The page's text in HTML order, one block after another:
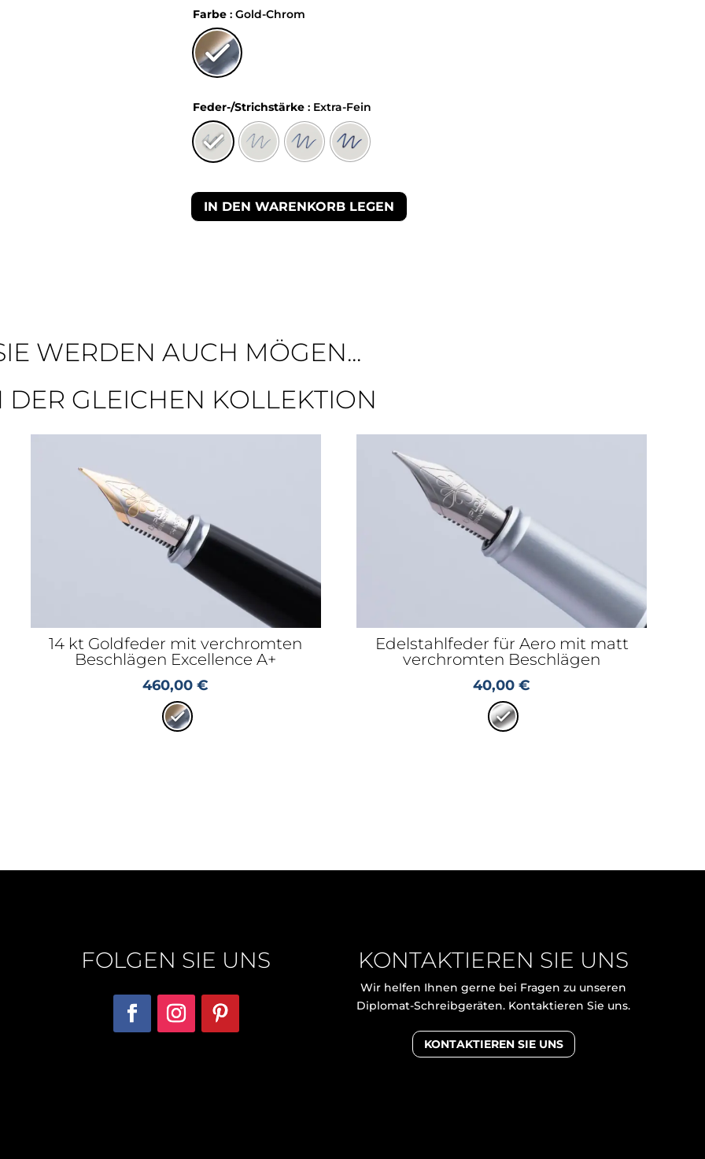
Farbe : Gold-Chrom
Feder-/Strichstärke : Extra-Fein
IN DEN WARENKORB LEGEN
WERDEN AUCH MÖGEN...
DER GLEICHEN KOLLEKTION
14 kt Goldfeder mit verchromten
Beschlägen Excellence A+
460,00€
Edelstahlfeder für Aero mit matt
verchromten Beschlägen
40,00€
FOLGEN SIE UNS KONTAKTIEREN SIE UNS
Wir helfen Ihnen gerne bei Fragen zu unseren
Diplomat-Schreibgeräten. Kontaktieren Sie uns.
KONTAKTIEREN SIE UNS